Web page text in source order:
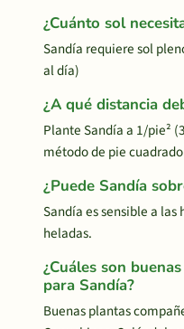
¿Cuánto sol
Sandía requiere sol
al día)
¿A qué distancia
Plante Sandía a 1/pie²
método de pie
¿Puede Sandía
Sandía es sensible a las
heladas.
¿Cuáles son
para Sandía?
Buenas plantas